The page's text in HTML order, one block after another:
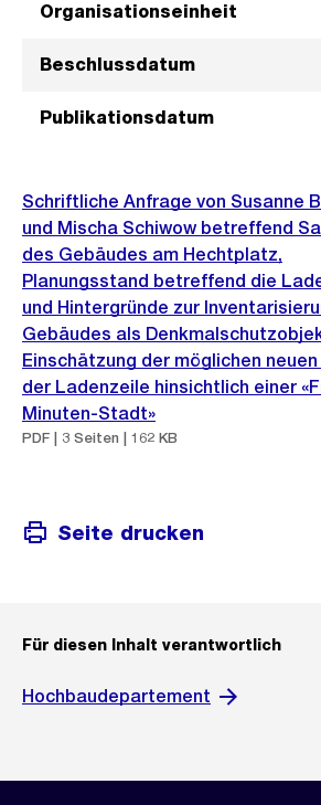
Organisationseinheit
Beschlussdatum
Publikationsdatum
Schriftliche Anfrage von Susanne
und Mischa Schiwow betreffend
des Gebäudes am Hechtplatz,
Planungsstand betreffend die
und Hintergründe zur
Gebäudes als
Einschätzung der möglichen
der Ladenzeile hinsichtlich einer
Minuten-Stadt»
PDF | 3 Seiten | 162 KB
Seite drucken
Für diesen Inhalt verantwortlich
Hochbaudepartement